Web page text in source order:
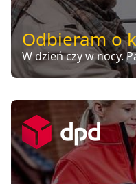
Odbieram o
W dzień czy w nocy.